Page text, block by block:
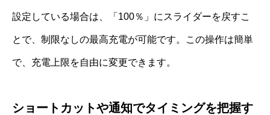
設定している場合は、「100％」にスライダーを戻すこ
とで、制限なしの最高充電が可能です。この操作は簡単
で、充電上限を自由に変更できます。
ショートカットや通知でタイミングを把握す